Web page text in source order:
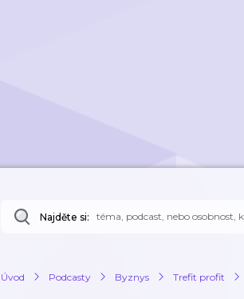
Najděte si:
Úvod Podcasty Byznys Trefit profit